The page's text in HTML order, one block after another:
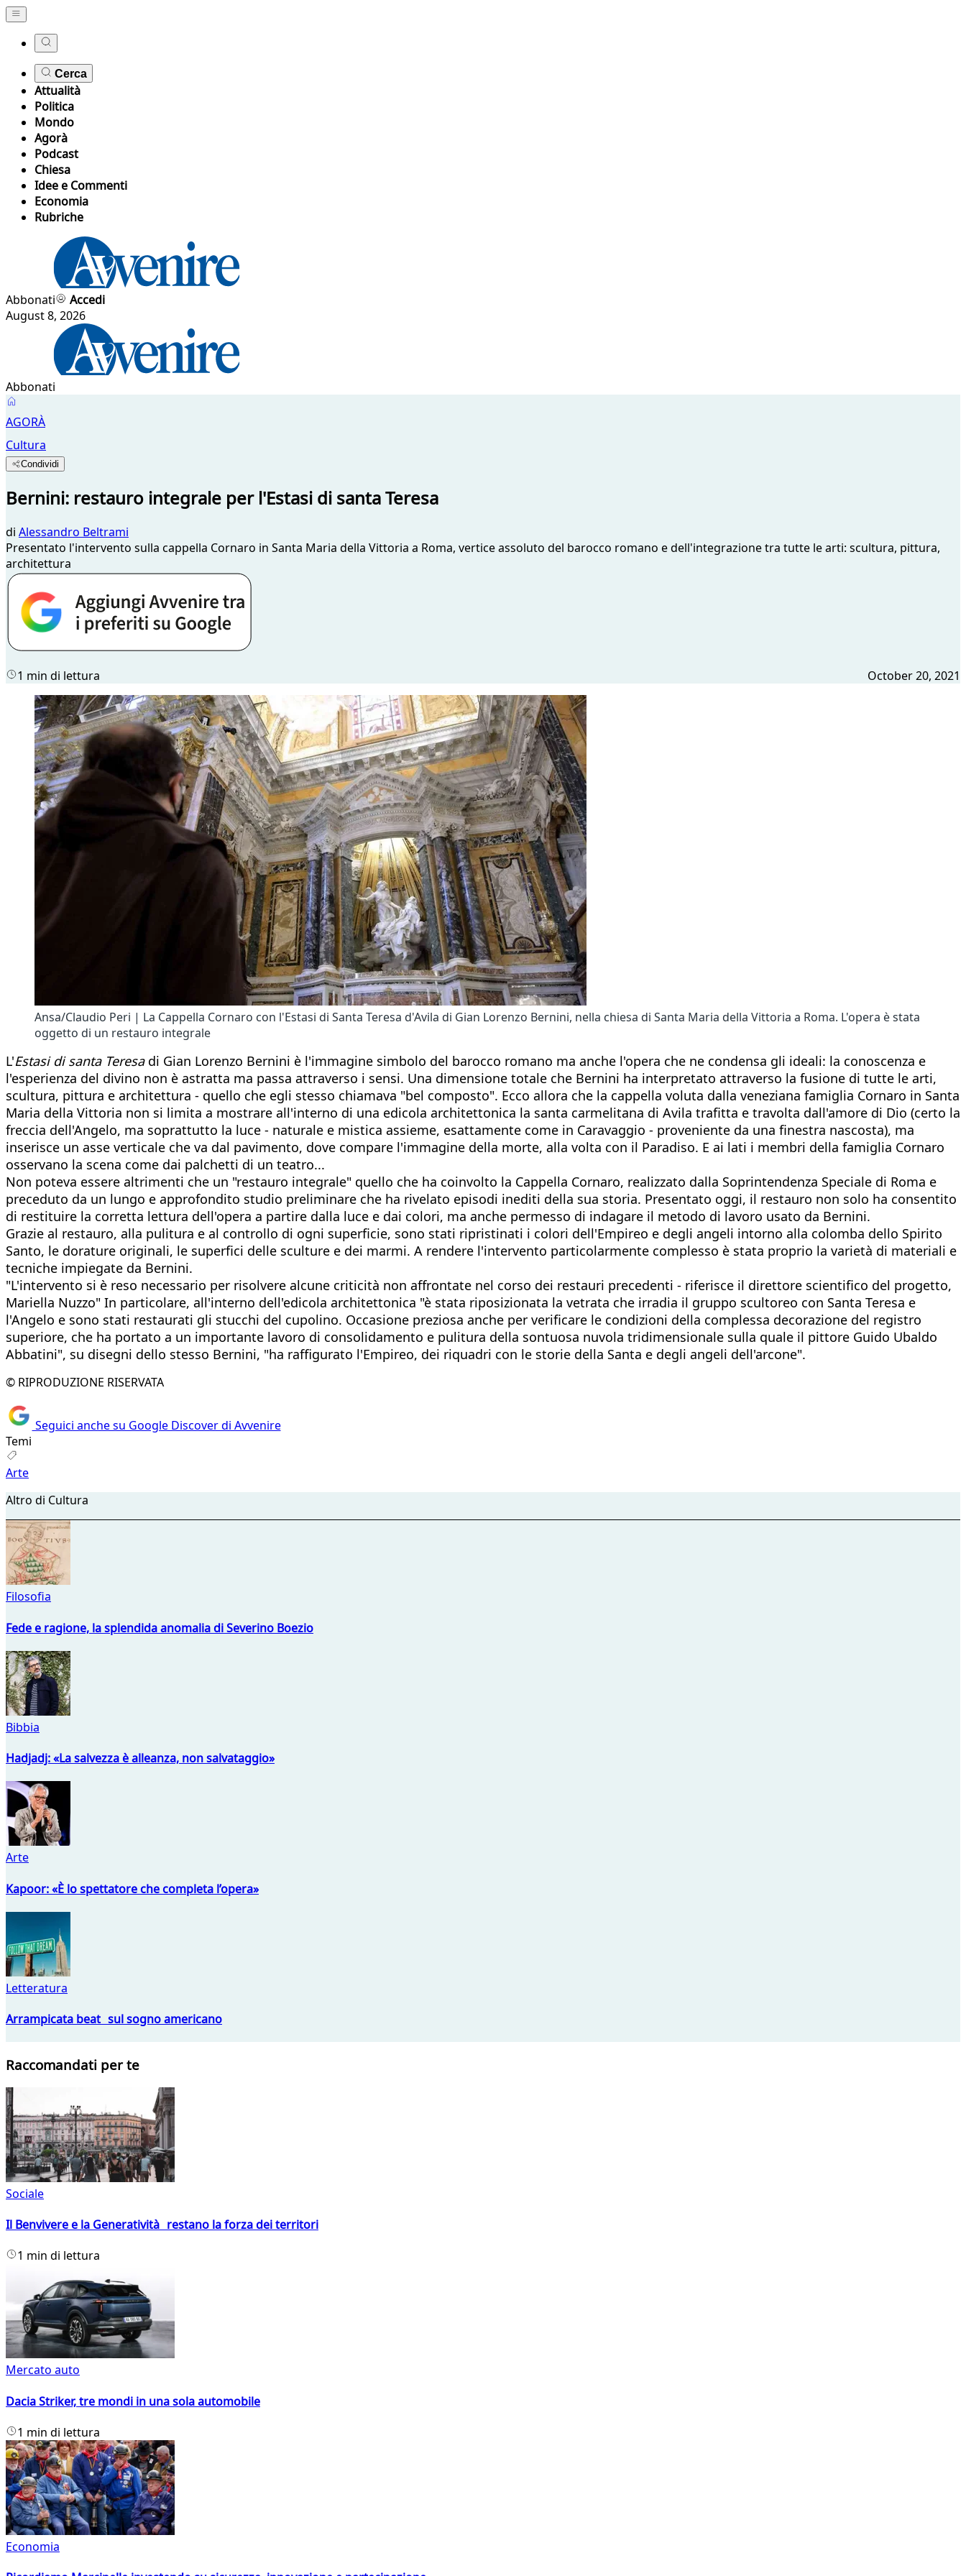
Cerca
Attualità
Politica
Mondo
Agorà
Podcast
Chiesa
Idee e Commenti
Economia
Rubriche
Abbonati
Accedi
August 8, 2026
Abbonati
AGORÀ
Cultura
Condividi
Bernini: restauro integrale per l'Estasi di santa Teresa
di Alessandro Beltrami
Presentato l'intervento sulla cappella Cornaro in Santa Maria della Vittoria a Roma, vertice assoluto del barocco romano e dell'integrazione tra tutte le arti: scultura, pittura,
architettura
1 min di lettura October 20, 2021
Ansa/Claudio Peri | La Cappella Cornaro con l'Estasi di Santa Teresa d'Avila di Gian Lorenzo Bernini, nella chiesa di Santa Maria della Vittoria a Roma. L'opera è stata
oggetto di un restauro integrale
L'Estasi di santa Teresadi Gian Lorenzo Bernini è l'immagine simbolo del barocco romano ma anche l'opera che ne condensa gli ideali: la conoscenza e
l'esperienza del divino non è astratta ma passa attraverso i sensi. Una dimensione totale che Bernini ha interpretato attraverso la fusione di tutte le arti,
scultura, pittura e architettura - quello che egli stesso chiamava "bel composto". Ecco allora che la cappella voluta dalla veneziana famiglia Cornaro in Santa
Maria della Vittoria non si limita a mostrare all'interno di una edicola architettonica la santa carmelitana di Avila trafitta e travolta dall'amore di Dio (certo la
freccia dell'Angelo, ma soprattutto la luce - naturale e mistica assieme, esattamente come in Caravaggio - proveniente da una finestra nascosta), ma
inserisce un asse verticale che va dal pavimento, dove compare l'immagine della morte, alla volta con il Paradiso. E ai lati i membri della famiglia Cornaro
osservano la scena come dai palchetti di un teatro...
Non poteva essere altrimenti che un "restauro integrale" quello che ha coinvolto la Cappella Cornaro, realizzato dalla Soprintendenza Speciale di Roma e
preceduto da un lungo e approfondito studio preliminare che ha rivelato episodi inediti della sua storia. Presentato oggi, il restauro non solo ha consentito
di restituire la corretta lettura dell'opera a partire dalla luce e dai colori, ma anche permesso di indagare il metodo di lavoro usato da Bernini.
Grazie al restauro, alla pulitura e al controllo di ogni superficie, sono stati ripristinati i colori dell'Empireo e degli angeli intorno alla colomba dello Spirito
Santo, le dorature originali, le superfici delle sculture e dei marmi. A rendere l'intervento particolarmente complesso è stata proprio la varietà di materiali e
tecniche impiegate da Bernini.
"L'intervento si è reso necessario per risolvere alcune criticità non affrontate nel corso dei restauri precedenti - riferisce il direttore scientifico del progetto,
Mariella Nuzzo" In particolare, all'interno dell'edicola architettonica "è stata riposizionata la vetrata che irradia il gruppo scultoreo con Santa Teresa e
l'Angelo e sono stati restaurati gli stucchi del cupolino. Occasione preziosa anche per verificare le condizioni della complessa decorazione del registro
superiore, che ha portato a un importante lavoro di consolidamento e pulitura della sontuosa nuvola tridimensionale sulla quale il pittore Guido Ubaldo
Abbatini", su disegni dello stesso Bernini, "ha raffigurato l'Empireo, dei riquadri con le storie della Santa e degli angeli dell'arcone".
© RIPRODUZIONE RISERVATA
Seguici anche su Google Discover di Avvenire
Temi
Arte
Altro di Cultura
Filosofia
Fede e ragione, la splendida anomalia di Severino Boezio
Bibbia
Hadjadj: «La salvezza è alleanza, non salvataggio»
Arte
Kapoor: «È lo spettatore che completa l’opera»
Letteratura
Arrampicata beat sul sogno americano
Raccomandati per te
Sociale
Il Benvivere e la Generatività restano la forza dei territori
1 min di lettura
Mercato auto
Dacia Striker, tre mondi in una sola automobile
1 min di lettura
Economia